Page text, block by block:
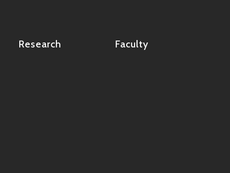
Research Faculty